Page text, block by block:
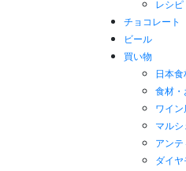
レシピ
チョコレート
ビール
買い物
日本
食材・
ワイン
マルシ
アンテ
ダイヤ